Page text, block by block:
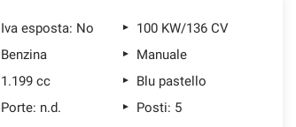
Iva esposta: No
100 KW/136 CV
Benzina
Manuale
1.199 cc
Blu pastello
Porte: n.d.
Posti: 5